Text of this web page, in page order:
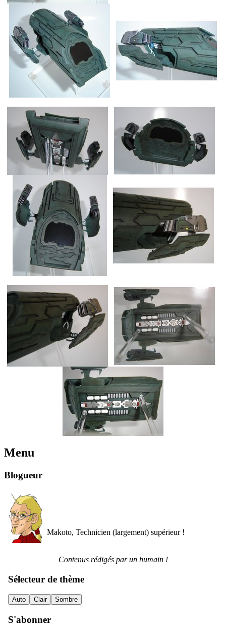
Menu
Blogueur
Makoto, Technicien (largement) supérieur !
Contenus rédigés par un humain !
Sélecteur de thème
Auto Clair Sombre
S'abonner